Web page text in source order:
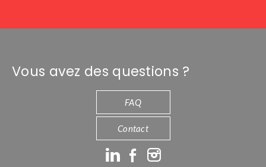
Vous avez des questions ?
FAQ
Contact